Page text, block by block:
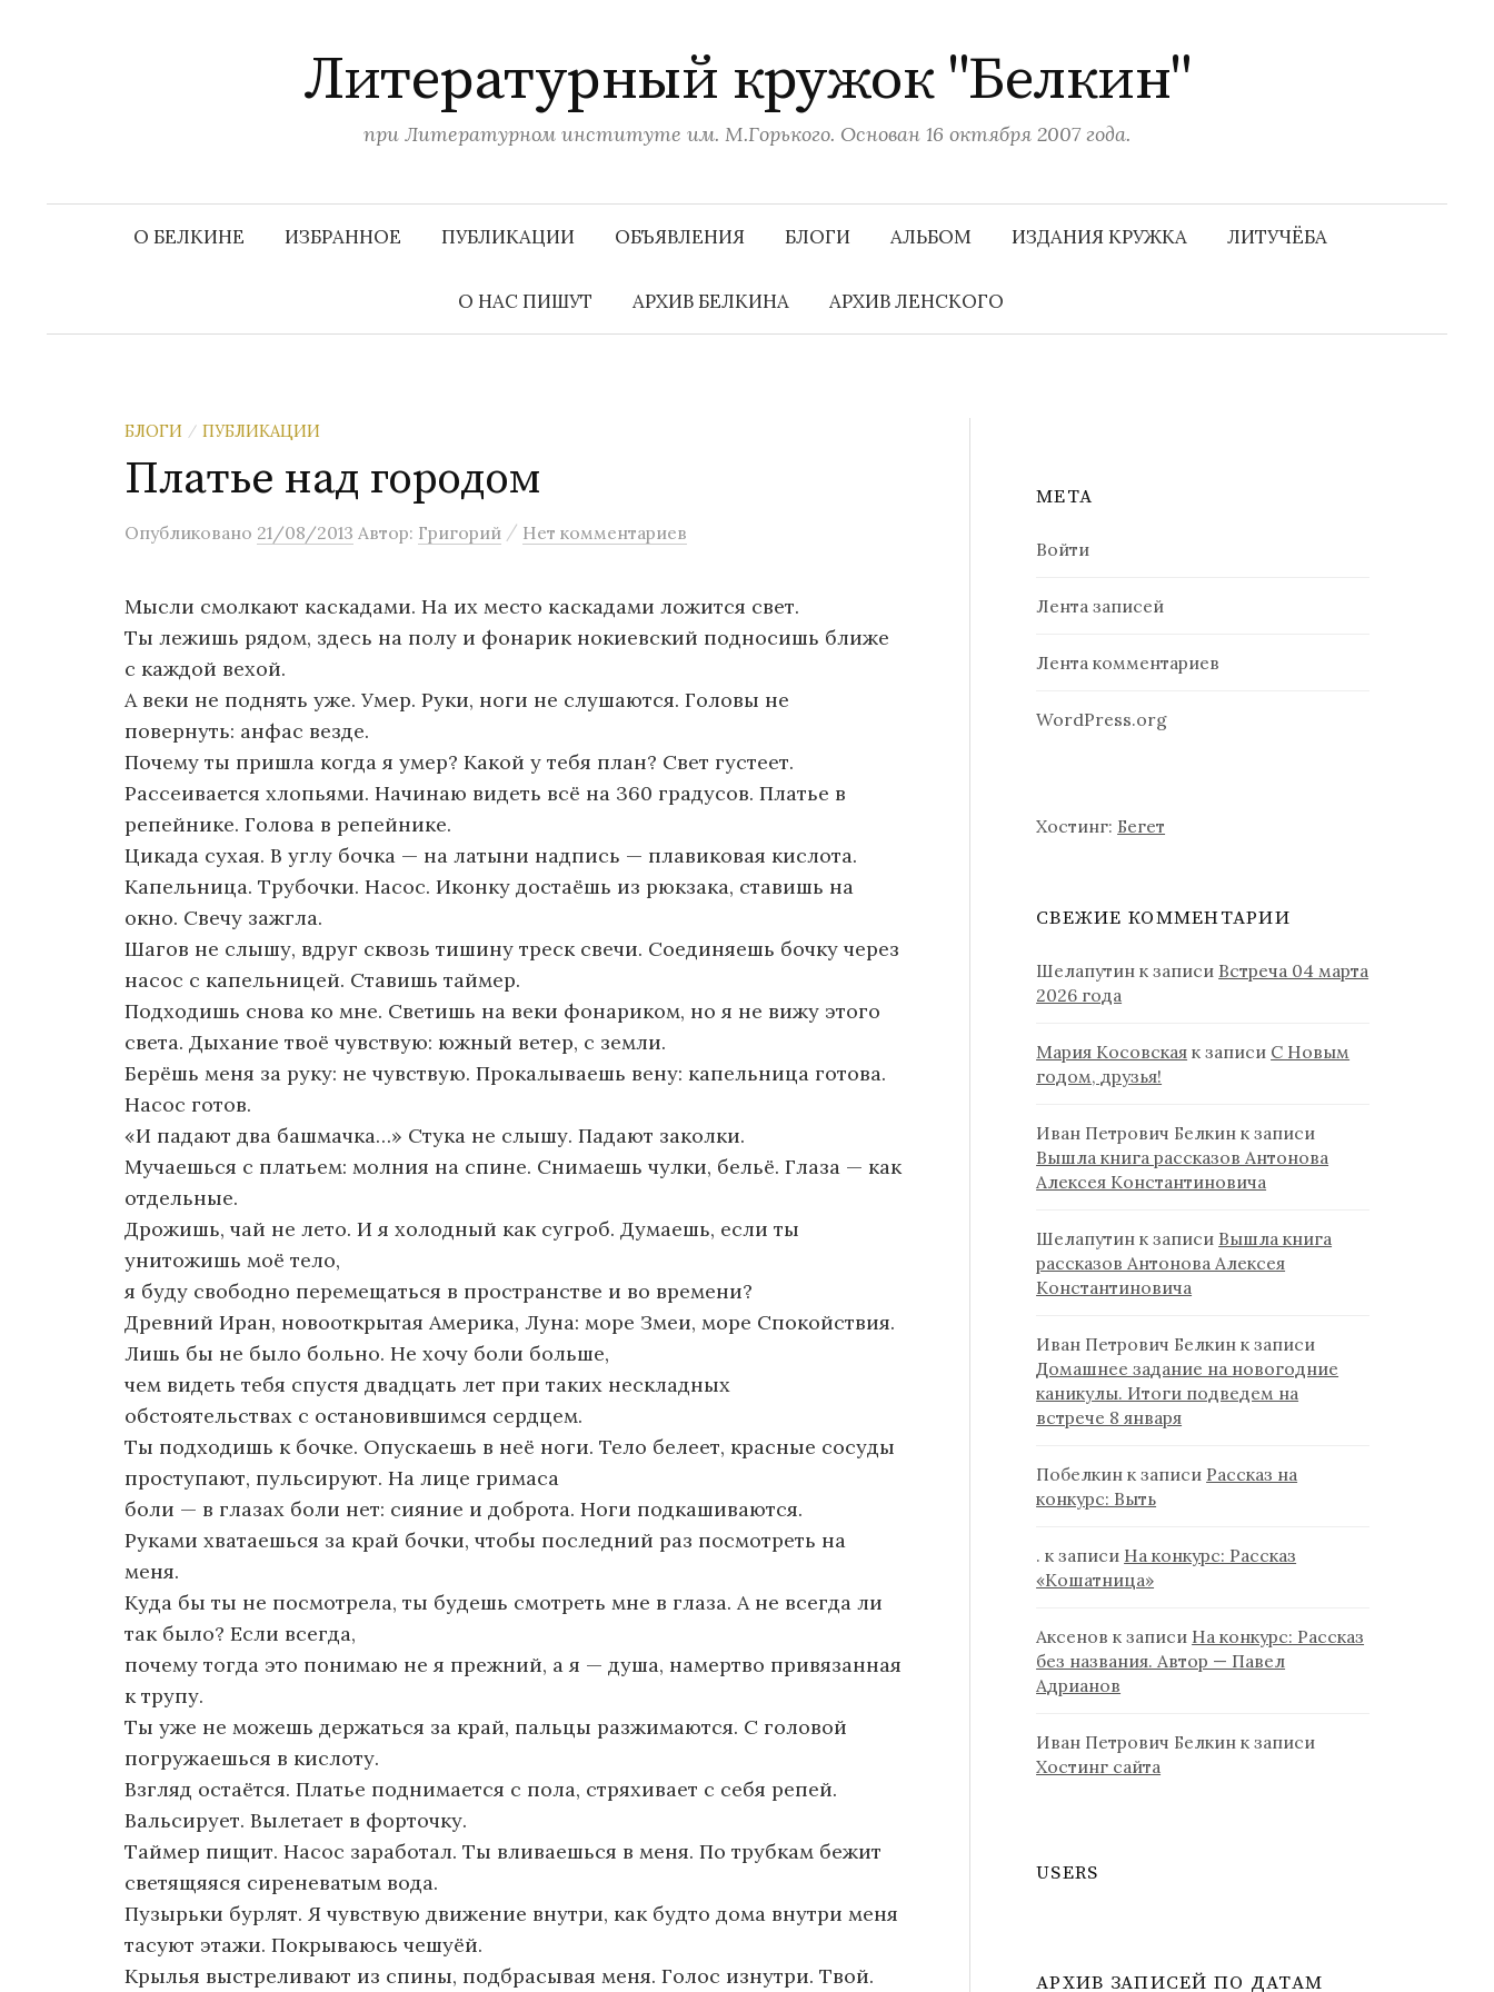
и
Литературный кружок "Белкин"
при Литературном институте им. М.Горького. Основан 16 октября 2007 года.
О БЕЛКИНЕ ИЗБРАННОЕ ПУБЛИКАЦИИ ОБЪЯВЛЕНИЯ БЛОГИ АЛЬБОМ ИЗДАНИЯ КРУЖКА ЛИТУЧЁБА
О НАС ПИШУТ АРХИВ БЕЛКИНА АРХИВ ЛЕНСКОГО
БЛОГИ / ПУБЛИКАЦИИ
Платье над городом
Опубликовано 21/08/2013 Автор: Григорий / Нет комментариев
Мысли смолкают каскадами. На их место каскадами ложится свет.
Ты лежишь рядом, здесь на полу и фонарик нокиевский подносишь ближе
с каждой вехой.
А веки не поднять уже. Умер. Руки, ноги не слушаются. Головы не
повернуть: анфас везде.
Почему ты пришла когда я умер? Какой у тебя план? Свет густеет.
Рассеивается хлопьями. Начинаю видеть всё на 360 градусов. Платье в
репейнике. Голова в репейнике.
Цикада сухая. В углу бочка — на латыни надпись — плавиковая кислота.
Капельница. Трубочки. Насос. Иконку достаёшь из рюкзака, ставишь на
окно. Свечу зажгла.
Шагов не слышу, вдруг сквозь тишину треск свечи. Соединяешь бочку через
насос с капельницей. Ставишь таймер.
Подходишь снова ко мне. Светишь на веки фонариком, но я не вижу этого
света. Дыхание твоё чувствую: южный ветер, с земли.
Берёшь меня за руку: не чувствую. Прокалываешь вену: капельница готова.
Насос готов.
«И падают два башмачка…» Стука не слышу. Падают заколки.
Мучаешься с платьем: молния на спине. Снимаешь чулки, бельё. Глаза — как
отдельные.
Дрожишь, чай не лето. И я холодный как сугроб. Думаешь, если ты
унитожишь моё тело,
я буду свободно перемещаться в пространстве и во времени?
Древний Иран, новооткрытая Америка, Луна: море Змеи, море Спокойствия.
Лишь бы не было больно. Не хочу боли больше,
чем видеть тебя спустя двадцать лет при таких нескладных
обстоятельствах с остановившимся сердцем.
Ты подходишь к бочке. Опускаешь в неё ноги. Тело белеет, красные сосуды
проступают, пульсируют. На лице гримаса
боли — в глазах боли нет: сияние и доброта. Ноги подкашиваются.
Руками хватаешься за край бочки, чтобы последний раз посмотреть на
меня.
Куда бы ты не посмотрела, ты будешь смотреть мне в глаза. А не всегда ли
так было? Если всегда,
почему тогда это понимаю не я прежний, а я — душа, намертво привязанная
к трупу.
Ты уже не можешь держаться за край, пальцы разжимаются. С головой
погружаешься в кислоту.
Взгляд остаётся. Платье поднимается с пола, стряхивает с себя репей.
Вальсирует. Вылетает в форточку.
Таймер пищит. Насос заработал. Ты вливаешься в меня. По трубкам бежит
светящяяся сиреневатым вода.
Пузырьки бурлят. Я чувствую движение внутри, как будто дома внутри меня
тасуют этажи. Покрываюсь чешуёй.
Крылья выстреливают из спины, подбрасывая меня. Голос изнутри. Твой.
МЕТА
Войти
Лента записей
Лента комментариев
WordPress.org
Хостинг: Бегет
СВЕЖИЕ КОММЕНТАРИИ
Шелапутин к записи Встреча 04 марта
2026 года
Мария Косовская к записи С Новым
годом, друзья!
Иван Петрович Белкин к записи
Вышла книга рассказов Антонова
Алексея Константиновича
Шелапутин к записи Вышла книга
рассказов Антонова Алексея
Константиновича
Иван Петрович Белкин к записи
Домашнее задание на новогодние
каникулы. Итоги подведем на
встрече 8 января
Побелкин к записи Рассказ на
конкурс: Выть
. к записи На конкурс: Рассказ
«Кошатница»
Аксенов к записи На конкурс: Рассказ
без названия. Автор — Павел
Адрианов
Иван Петрович Белкин к записи
Хостинг сайта
USERS
АРХИВ ЗАПИСЕЙ ПО ДАТАМ